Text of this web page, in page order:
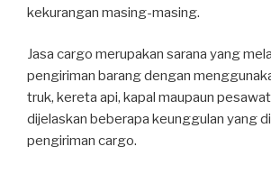
kekurangan masing-masing.
Jasa cargo merupakan sarana yang
pengiriman barang dengan
truk, kereta api, kapal maupaun
dijelaskan beberapa keunggulan yang
pengiriman cargo.